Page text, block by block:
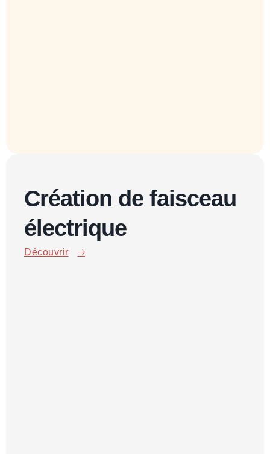
Création de faisceau
électrique
Découvrir